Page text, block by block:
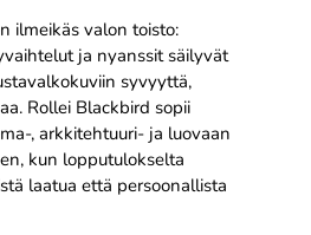
ilmeikäs valon toisto:
ja nyanssit säilyvät
syvyyttä,
Rollei Blackbird sopii
, arkkitehtuuri- ja luovaan
kun lopputulokselta
laatua että persoonallista